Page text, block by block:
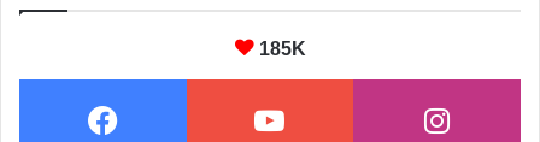
185K